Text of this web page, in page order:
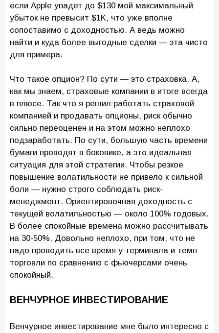
если Apple упадет до $130 мой максимальный
убыток не превысит $1K, что уже вполне
сопоставимо с доходностью. А ведь можно
найти и куда более выгодные сделки — эта чисто
для примера.
Что такое опцион? По сути — это страховка. А,
как мы знаем, страховые компании в итоге всегда
в плюсе. Так что я решил работать страховой
компанией и продавать опционы, риск обычно
сильно переоценен и на этом можно неплохо
подзаработать. По сути, большую часть времени
бумаги проводят в боковике, а это идеальная
ситуация для этой стратегии. Чтобы резкое
повышение волатильности не привело к сильной
боли — нужно строго соблюдать риск-
менеджмент. Ориентировочная доходность с
текущей волатильностью — около 100% годовых.
В более спокойные времена можно рассчитывать
на 30-50%. Довольно неплохо, при том, что не
надо проводить все время у терминала и темп
торговли по сравнению с фьючерсами очень
спокойный.
ВЕНЧУРНОЕ ИНВЕСТИРОВАНИЕ
Венчурное инвестирование мне было интересно с